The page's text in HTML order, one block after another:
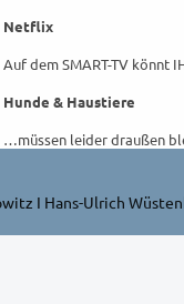
Netflix
Auf dem SMART-TV könnt
Hunde & Haustiere
…müssen leider draußen
I Hans-Ulrich